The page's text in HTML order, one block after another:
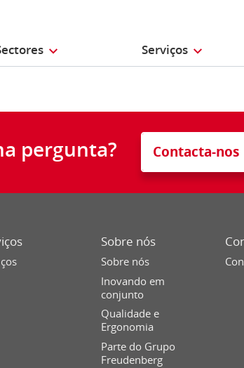
Serviços
pergunta? Contacta-nos
Sobre nós
Sobre nós
Inovando em
conjunto
Qualidade e
Ergonomia
Parte do Grupo
Freudenberg